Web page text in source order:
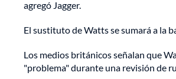
agregó Jagger.
El sustituto de Watts se sumará a la
Los medios británicos señalan que
"problema" durante una revisión de